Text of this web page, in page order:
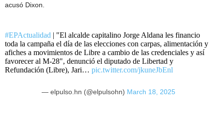
acusó Dixon.
#EPActualidad | "El alcalde capitalino Jorge Aldana les financio
toda la campaña el día de las elecciones con carpas, alimentación y
afiches a movimientos de Libre a cambio de las credenciales y así
favorecer al M-28", denunció el diputado de Libertad y
Refundación (Libre), Jari… pic.twitter.com/jkuneJbEnl
— elpulso.hn (@elpulsohn) March 18, 2025